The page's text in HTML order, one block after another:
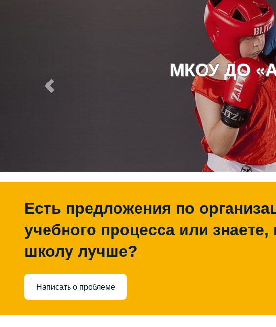
МКОУ ДО
Есть предложения по
учебного процесса или знаете,
школу лучше?
Написать о проблеме